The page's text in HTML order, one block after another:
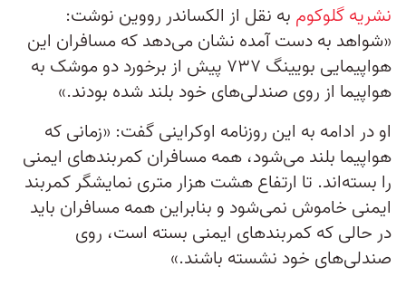
نشریه گلوکوم به نقل از الکساندر رووین نوشت:
«شواهد به دست آمده نشان می‌دهد که مسافران این
هواپیمایی بویینگ ۷۳۷ پیش از برخورد دو موشک به
هواپیما از روی صندلی‌های خود بلند شده بودند.»
او در ادامه به این روزنامه اوکراینی گفت: «زمانی که
هواپیما بلند می‌شود، همه مسافران کمربندهای ایمنی
را بسته‌اند. تا ارتفاع هشت هزار متری نمایشگر کمربند
ایمنی خاموش نمی‌شود و بنابراین همه مسافران باید
در حالی که کمربندهای ایمنی بسته است، روی
صندلی‌های خود نشسته باشند.»